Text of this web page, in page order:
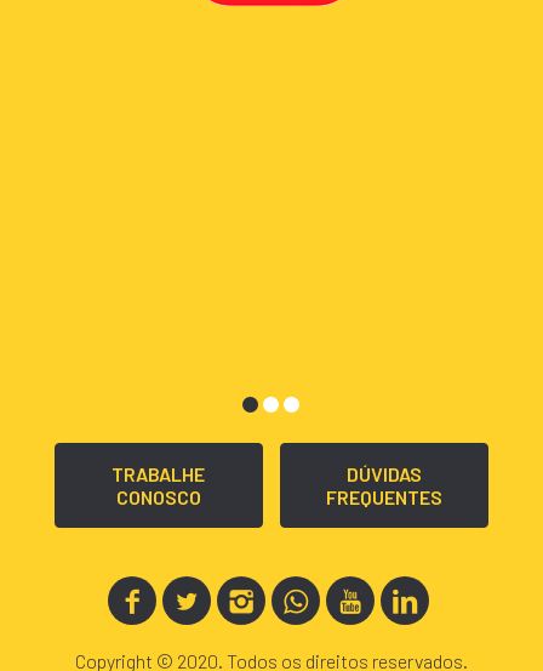
TRABALHE
CONOSCO
DÚVIDAS
FREQUENTES
Copyright © 2020. Todos os direitos reservados.